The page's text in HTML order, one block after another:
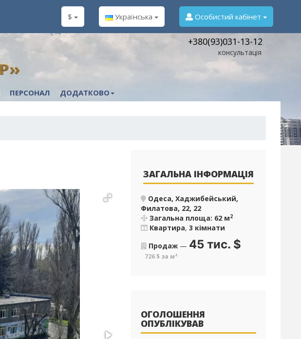
$ Українська Особистий кабінет
+380(93)031-13-12
консультація
ПЕРСОНАЛ ДОДАТКОВО
ЗАГАЛЬНА ІНФОРМАЦІЯ
Одеса, Хаджибейський,
Филатова, 22, 22
Загальна площа: 62 м2
Квартира, 3 кімнати
Продаж— 45 тис. $
726 $ за м²
ОГОЛОШЕННЯ
ОПУБЛІКУВАВ